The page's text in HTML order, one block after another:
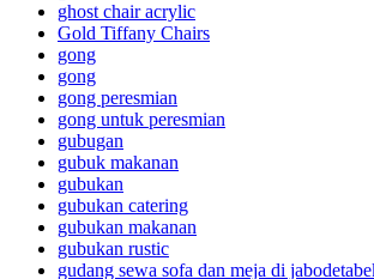
ghost chair acrylic
Gold Tiffany Chairs
gong
gong
gong peresmian
gong untuk peresmian
gubugan
gubuk makanan
gubukan
gubukan catering
gubukan makanan
gubukan rustic
gudang sewa sofa dan meja di